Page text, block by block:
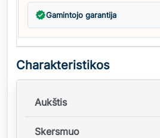
verifiedGamintojo garantija
Charakteristikos
Aukštis
Skersmuo